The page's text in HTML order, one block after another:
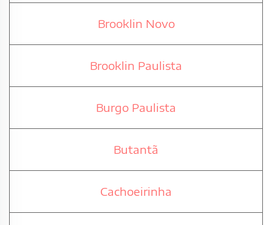
Brooklin Novo
Brooklin Paulista
Burgo Paulista
Butantã
Cachoeirinha